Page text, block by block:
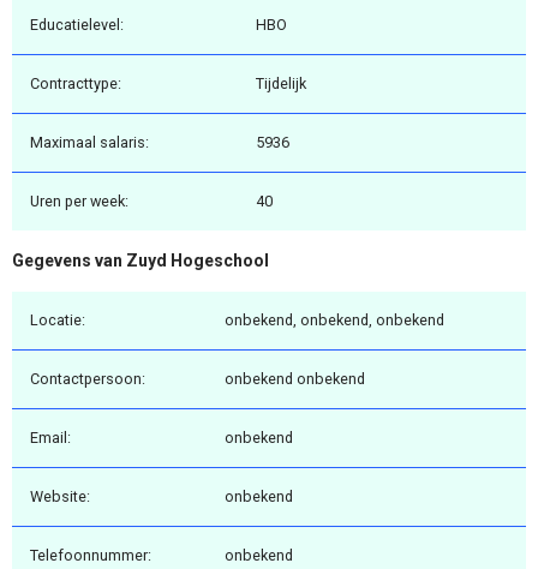
Educatielevel: HBO
Contracttype: Tijdelijk
Maximaal salaris: 5936
Uren per week: 40
Gegevens van Zuyd Hogeschool
Locatie: onbekend, onbekend, onbekend
Contactpersoon: onbekend onbekend
Email: onbekend
Website: onbekend
Telefoonnummer: onbekend